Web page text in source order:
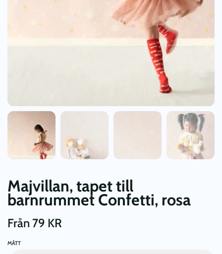
Majvillan, tapet till
barnrummet Confetti, rosa
Från 79 KR
MÅTT